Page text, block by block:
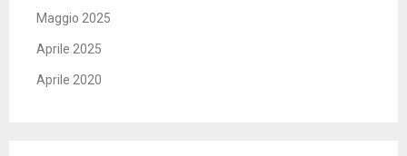
Maggio 2025
Aprile 2025
Aprile 2020